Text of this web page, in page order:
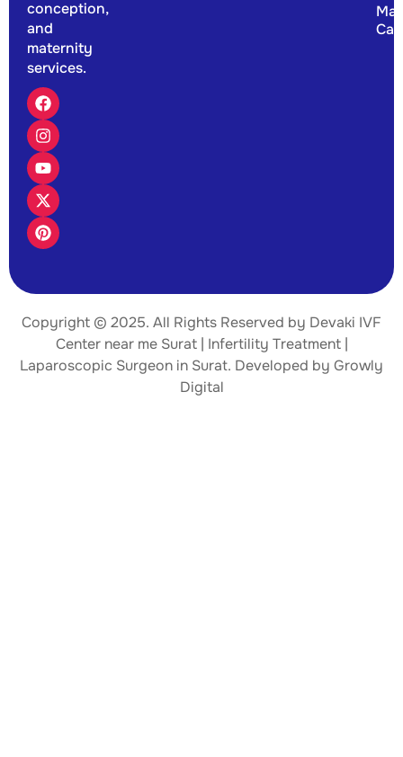
conception,
and
maternity
services.
Copyright © 2025. All Rights Reserved by Devaki IVF
Center near me Surat | Infertility Treatment |
Laparoscopic Surgeon in Surat. Developed by Growly
Digital